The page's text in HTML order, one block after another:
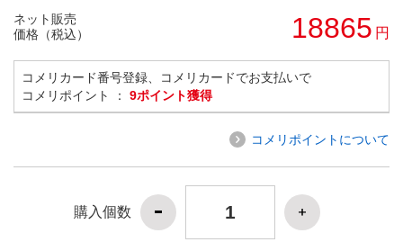
ネット販売
価格（税込）
18865 円
コメリカード番号登録、コメリカードでお支払いで
コメリポイント ： 9ポイント獲得
コメリポイントについて
購入個数